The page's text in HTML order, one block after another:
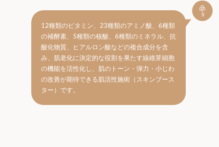
12種類のビタミン、23種類のアミノ酸、6種類
の補酵素、5種類の核酸、6種類のミネラル、抗
酸化物質、ヒアルロン酸などの複合成分を含
み、肌老化に決定的な役割を果たす線維芽細胞
の機能を活性化し、肌のトーン・弾力・小じわ
の改善が期待できる肌活性施術（スキンブース
ター）です。